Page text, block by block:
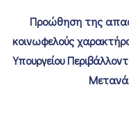
Προώθηση της
κοινωφελούς
Υπουργείου